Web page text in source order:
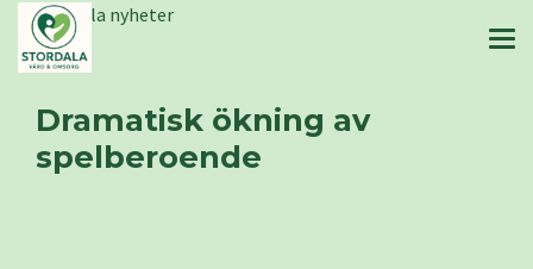
Stordala nyheter
Dramatisk ökning av
spelberoende